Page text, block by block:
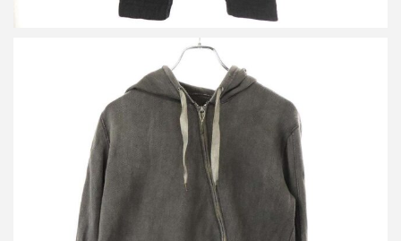
タイチムラカミ 16SS PULLOVER COMBIND WEAVE KNIT ジッ
プデザインパーカー
買取金額12,000円